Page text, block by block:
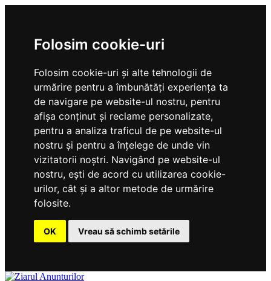
Folosim cookie-uri
Folosim cookie-uri și alte tehnologii de
urmărire pentru a îmbunătăți experiența ta
de navigare pe website-ul nostru, pentru
afișa conținut și reclame personalizate,
pentru a analiza traficul de pe website-ul
nostru și pentru a înțelege de unde vin
vizitatorii noștri. Navigând pe website-ul
nostru, ești de acord cu utilizarea cookie-
urilor, cât și a altor metode de urmărire
folosite.
OK Vreau să schimb setările